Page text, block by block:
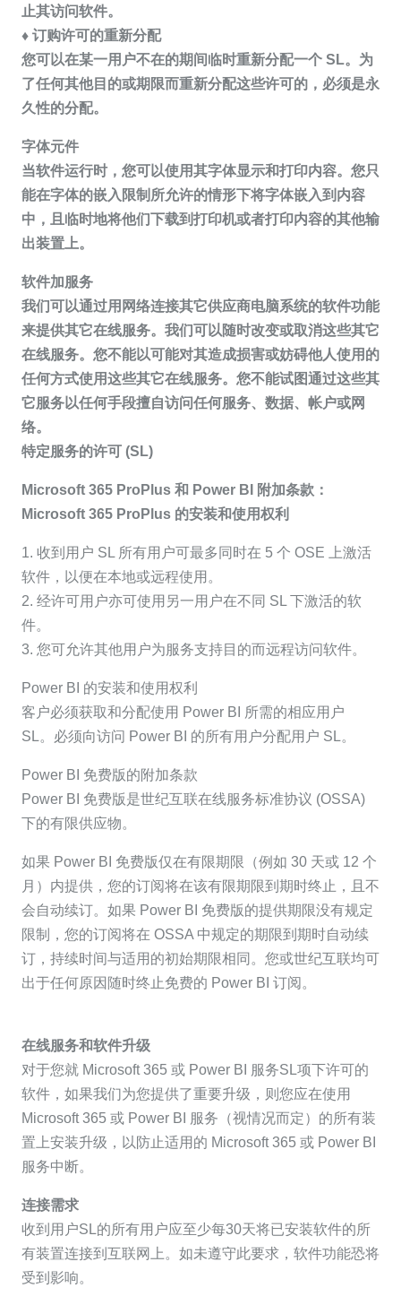
止其访问软件。
♦ 订购许可的重新分配
您可以在某一用户不在的期间临时重新分配一个 SL。为
了任何其他目的或期限而重新分配这些许可的，必须是永
久性的分配。
字体元件
当软件运行时，您可以使用其字体显示和打印内容。您只
能在字体的嵌入限制所允许的情形下将字体嵌入到内容
中，且临时地将他们下载到打印机或者打印内容的其他输
出装置上。
软件加服务
我们可以通过用网络连接其它供应商电脑系统的软件功能
来提供其它在线服务。我们可以随时改变或取消这些其它
在线服务。您不能以可能对其造成损害或妨碍他人使用的
任何方式使用这些其它在线服务。您不能试图通过这些其
它服务以任何手段擅自访问任何服务、数据、帐户或网
络。
特定服务的许可 (SL)
Microsoft 365 ProPlus 和 Power BI 附加条款：
Microsoft 365 ProPlus 的安装和使用权利
1. 收到用户 SL 所有用户可最多同时在 5 个 OSE 上激活
软件，以便在本地或远程使用。
2. 经许可用户亦可使用另一用户在不同 SL 下激活的软
件。
3. 您可允许其他用户为服务支持目的而远程访问软件。
Power BI 的安装和使用权利
客户必须获取和分配使用 Power BI 所需的相应用户
SL。必须向访问 Power BI 的所有用户分配用户 SL。
Power BI 免费版的附加条款
Power BI 免费版是世纪互联在线服务标准协议 (OSSA)
下的有限供应物。
如果 Power BI 免费版仅在有限期限（例如 30 天或 12 个
月）内提供，您的订阅将在该有限期限到期时终止，且不
会自动续订。如果 Power BI 免费版的提供期限没有规定
限制，您的订阅将在 OSSA 中规定的期限到期时自动续
订，持续时间与适用的初始期限相同。您或世纪互联均可
出于任何原因随时终止免费的 Power BI 订阅。
在线服务和软件升级
对于您就 Microsoft 365 或 Power BI 服务SL项下许可的
软件，如果我们为您提供了重要升级，则您应在使用
Microsoft 365 或 Power BI 服务（视情况而定）的所有装
置上安装升级，以防止适用的 Microsoft 365 或 Power BI
服务中断。
连接需求
收到用户SL的所有用户应至少每30天将已安装软件的所
有装置连接到互联网上。如未遵守此要求，软件功能恐将
受到影响。